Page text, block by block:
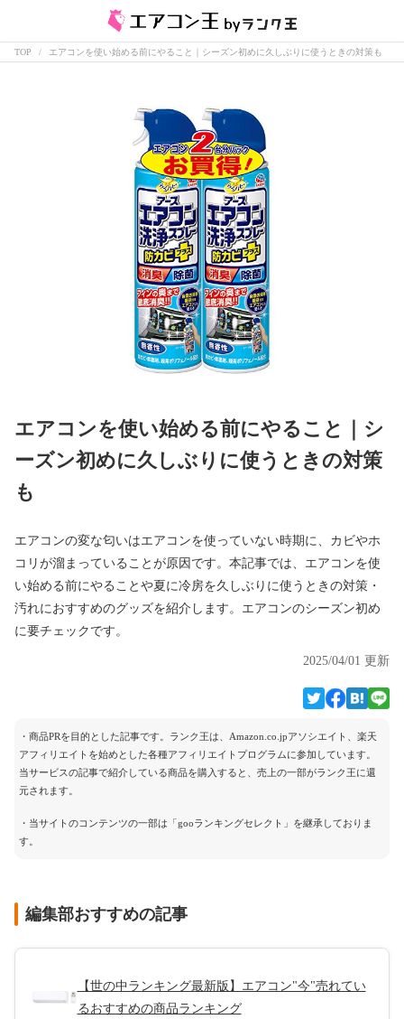
TOP エアコンを使い始める前にやること｜シーズン初めに久しぶりに使うときの対策も
エアコンを使い始める前にやること｜シ
ーズン初めに久しぶりに使うときの対策
も
エアコンの変な匂いはエアコンを使っていない時期に、カビやホ
コリが溜まっていることが原因です。本記事では、エアコンを使
い始める前にやることや夏に冷房を久しぶりに使うときの対策・
汚れにおすすめのグッズを紹介します。エアコンのシーズン初め
に要チェックです。
2025/04/01 更新
・商品PRを目的とした記事です。ランク王は、Amazon.co.jpアソシエイト、楽天
アフィリエイトを始めとした各種アフィリエイトプログラムに参加しています。
当サービスの記事で紹介している商品を購入すると、売上の一部がランク王に還
元されます。
・当サイトのコンテンツの一部は「gooランキングセレクト」を継承しておりま
す。
編集部おすすめの記事
【世の中ランキング最新版】エアコン"今"売れてい
るおすすめの商品ランキング